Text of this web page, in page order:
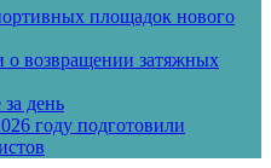
площадок нового
возвращении затяжных
день
году подготовили